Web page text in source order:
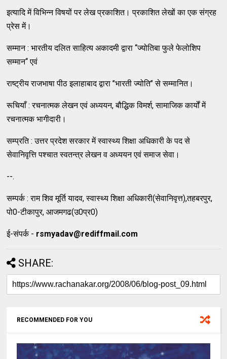
इत्यादि में विभिन्न विषयों पर लेख प्रकाशित। प्रकाशित लेखों का एक संग्रह
प्रेस में।
सम्मान : भारतीय दलित साहित्य अकादमी द्वारा ‘‘ज्योतिबा फुले फेलोशिप
सम्मान‘‘ एवं
राष्ट्रीय राजभाषा पीठ इलाहाबाद द्वारा ’’भारती ज्योति’’ से सम्मानित।
रूचियाँ : रचनात्मक लेखन एवं अध्ययन, बौद्धिक विमर्श, सामाजिक कार्यों में
रचनात्मक भागीदारी।
सम्प्रति : उत्तर प्रदेश सरकार में स्वास्थ्य शिक्षा अधिकारी के पद से
सेवानिवृत्ति पश्चात स्वतन्त्र लेखन व अध्ययन एवं समाज सेवा।
--.
सम्पर्क : राम शिव मूर्ति यादव, स्वास्थ्य शिक्षा अधिकारी(सेवानिवृत्त),तहबरपुर,
पो0-टीकापुर, आजमगढ(उ0प्र0)
ई-संपर्क - rsmyadav@rediffmail.com
SHARE:
RECOMMENDED FOR YOU